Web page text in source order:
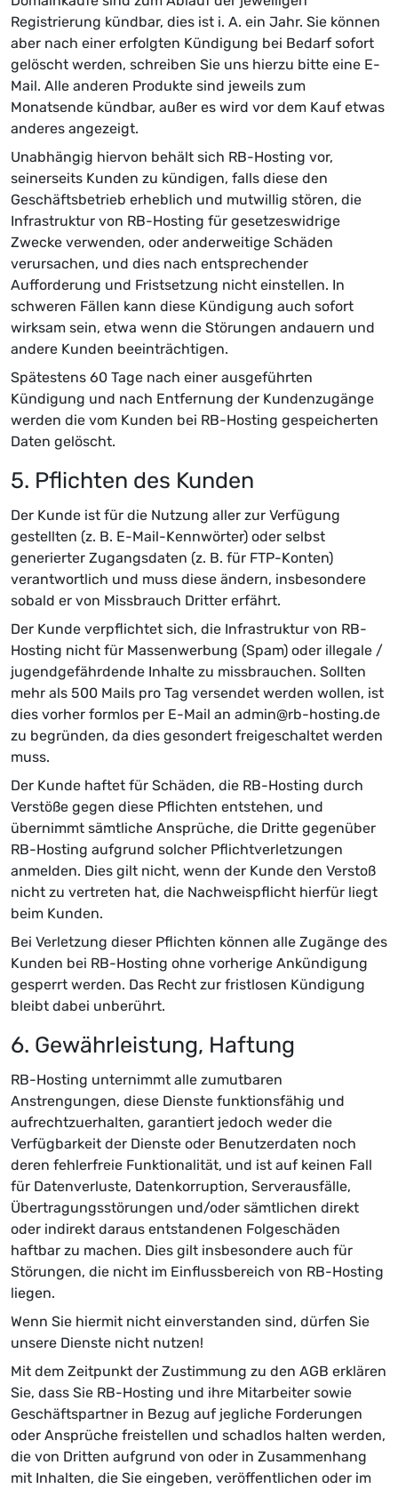
Registrierung kündbar, dies ist i. A. ein Jahr. Sie können
aber nach einer erfolgten Kündigung bei Bedarf sofort
gelöscht werden, schreiben Sie uns hierzu bitte eine E-
Mail. Alle anderen Produkte sind jeweils zum
Monatsende kündbar, außer es wird vor dem Kauf etwas
anderes angezeigt.
Unabhängig hiervon behält sich RB-Hosting vor,
seinerseits Kunden zu kündigen, falls diese den
Geschäftsbetrieb erheblich und mutwillig stören, die
Infrastruktur von RB-Hosting für gesetzeswidrige
Zwecke verwenden, oder anderweitige Schäden
verursachen, und dies nach entsprechender
Aufforderung und Fristsetzung nicht einstellen. In
schweren Fällen kann diese Kündigung auch sofort
wirksam sein, etwa wenn die Störungen andauern und
andere Kunden beeinträchtigen.
Spätestens 60 Tage nach einer ausgeführten
Kündigung und nach Entfernung der Kundenzugänge
werden die vom Kunden bei RB-Hosting gespeicherten
Daten gelöscht.
5. Pflichten des Kunden
Der Kunde ist für die Nutzung aller zur Verfügung
gestellten (z. B. E-Mail-Kennwörter) oder selbst
generierter Zugangsdaten (z. B. für FTP-Konten)
verantwortlich und muss diese ändern, insbesondere
sobald er von Missbrauch Dritter erfährt.
Der Kunde verpflichtet sich, die Infrastruktur von RB-
Hosting nicht für Massenwerbung (Spam) oder illegale /
jugendgefährdende Inhalte zu missbrauchen. Sollten
mehr als 500 Mails pro Tag versendet werden wollen, ist
dies vorher formlos per E-Mail an admin@rb-hosting.de
zu begründen, da dies gesondert freigeschaltet werden
muss.
Der Kunde haftet für Schäden, die RB-Hosting durch
Verstöße gegen diese Pflichten entstehen, und
übernimmt sämtliche Ansprüche, die Dritte gegenüber
RB-Hosting aufgrund solcher Pflichtverletzungen
anmelden. Dies gilt nicht, wenn der Kunde den Verstoß
nicht zu vertreten hat, die Nachweispflicht hierfür liegt
beim Kunden.
Bei Verletzung dieser Pflichten können alle Zugänge des
Kunden bei RB-Hosting ohne vorherige Ankündigung
gesperrt werden. Das Recht zur fristlosen Kündigung
bleibt dabei unberührt.
6. Gewährleistung, Haftung
RB-Hosting unternimmt alle zumutbaren
Anstrengungen, diese Dienste funktionsfähig und
aufrechtzuerhalten, garantiert jedoch weder die
Verfügbarkeit der Dienste oder Benutzerdaten noch
deren fehlerfreie Funktionalität, und ist auf keinen Fall
für Datenverluste, Datenkorruption, Serverausfälle,
Übertragungsstörungen und/oder sämtlichen direkt
oder indirekt daraus entstandenen Folgeschäden
haftbar zu machen. Dies gilt insbesondere auch für
Störungen, die nicht im Einflussbereich von RB-Hosting
liegen.
Wenn Sie hiermit nicht einverstanden sind, dürfen Sie
unsere Dienste nicht nutzen!
Mit dem Zeitpunkt der Zustimmung zu den AGB erklären
Sie, dass Sie RB-Hosting und ihre Mitarbeiter sowie
Geschäftspartner in Bezug auf jegliche Forderungen
oder Ansprüche freistellen und schadlos halten werden,
die von Dritten aufgrund von oder in Zusammenhang
mit Inhalten, die Sie eingeben, veröffentlichen oder im